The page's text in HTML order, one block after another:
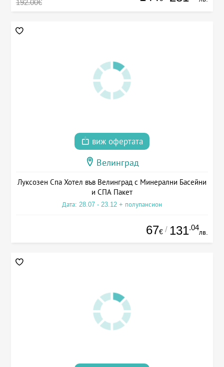
192.00€
виж офертата
Велинград
Луксозен Спа Хотел във Велинград с Минерални Басейни
и СПА Пакет
Дата: 28.07 - 23.12 + полупансион
67€ / 131.04
лв.